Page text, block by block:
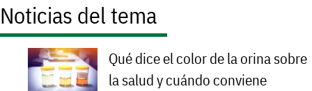
Noticias del tema
Qué dice el color de la orina sobre
la salud y cuándo conviene